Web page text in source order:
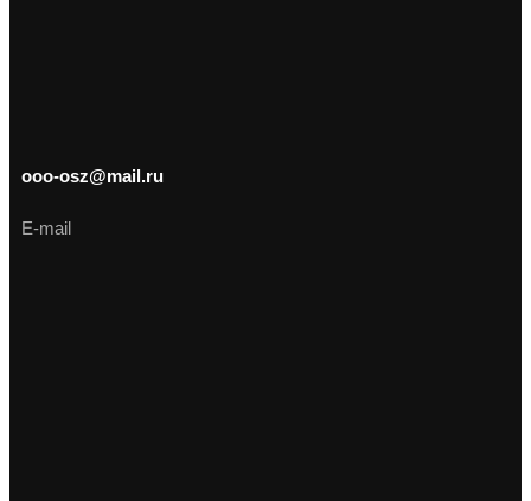
ooo-osz@mail.ru
E-mail